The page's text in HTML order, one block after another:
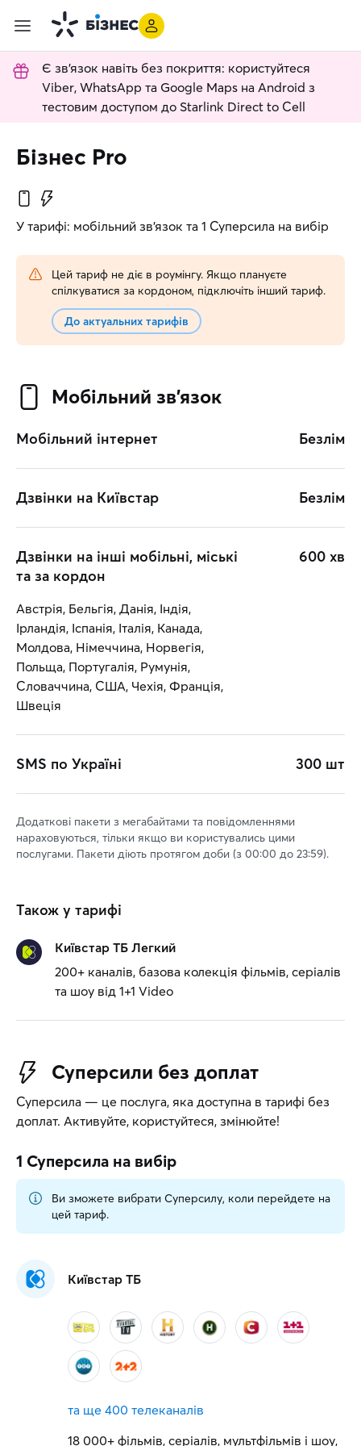
Є зв'язок навіть без покриття: користуйтеся
Viber, WhatsApp та Google Maps на Android з
тестовим доступом до Starlink Direct to Cell
Бізнес Pro
У тарифі: мобільний зв’язок та 1 Суперсила на вибір
Цей тариф не діє в роумінгу. Якщо плануєте
спілкуватися за кордоном, підключіть інший тариф.
До актуальних тарифів
Мобільний зв’язок
Мобільний інтернет Безлім
Дзвінки на Київстар Безлім
Дзвінки на інші мобільні, міські
та за кордон
Австрія, Бельгія, Данія, Індія,
Ірландія, Іспанія, Італія, Канада,
Молдова, Німеччина, Норвегія,
Польща, Португалія, Румунія,
Словаччина, США, Чехія, Франція,
Швеція
600 хв
SMS по Україні 300 шт
Додаткові пакети з мегабайтами та повідомленнями
нараховуються, тільки якщо ви користувались цими
послугами. Пакети діють протягом доби (з 00:00 до 23:59).
Також у тарифі
Київстар ТБ Легкий
200+ каналів, базова колекція фільмів, серіалів
та шоу від 1+1 Video
Суперсили без доплат
Суперсила — це послуга, яка доступна в тарифі без
доплат. Активуйте, користуйтеся, змінюйте!
1 Суперсила на вибір
Ви зможете вибрати Суперсилу, коли перейдете на
цей тариф.
Київстар ТБ
та ще
400 телеканалів
18 000+ фільмів, серіалів, мультфільмів і шоу,